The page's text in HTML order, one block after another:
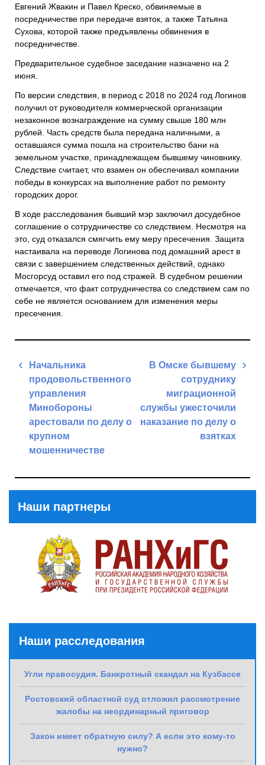
Евгений Жвакин и Павел Креско, обвиняемые в
посредничестве при передаче взяток, а также Татьяна
Сухова, которой также предъявлены обвинения в
посредничестве.
Предварительное судебное заседание назначено на 2
июня.
По версии следствия, в период с 2018 по 2024 год Логинов
получил от руководителя коммерческой организации
незаконное вознаграждение на сумму свыше 180 млн
рублей. Часть средств была передана наличными, а
оставшаяся сумма пошла на строительство бани на
земельном участке, принадлежащем бывшему чиновнику.
Следствие считает, что взамен он обеспечивал компании
победы в конкурсах на выполнение работ по ремонту
городских дорог.
В ходе расследования бывший мэр заключил досудебное
соглашение о сотрудничестве со следствием. Несмотря на
это, суд отказался смягчить ему меру пресечения. Защита
настаивала на переводе Логинова под домашний арест в
связи с завершением следственных действий, однако
Мосгорсуд оставил его под стражей. В судебном решении
отмечается, что факт сотрудничества со следствием сам по
себе не является основанием для изменения меры
пресечения.
Навигация
записям
Начальника
продовольственного
управления
Минобороны
арестовали по делу о
крупном
мошенничестве
В Омске бывшему
сотруднику
миграционной
службы ужесточили
наказание по делу о
взятках
Наши партнеры
Наши расследования
Угли правосудия. Банкротный скандал на Кузбассе
Ростовский областной суд отложил рассмотрение
жалобы на неординарный приговор
Закон имеет обратную силу? А если это кому-то
нужно?